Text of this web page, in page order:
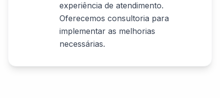
experiência de atendimento.
Oferecemos consultoria para
implementar as melhorias
necessárias.